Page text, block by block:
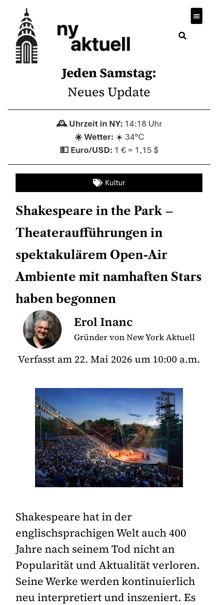
Jeden Samstag:
Neues Update
14:18 Uhr
☀️ 34°C
1 € = 1,15 $
Kultur
Shakespeare in the Park –
Theateraufführungen in
spektakulärem Open-Air
Ambiente mit namhaften Stars
haben begonnen
Erol Inanc
Gründer von New York Aktuell
Verfasst am 22. Mai 2026 um 10:00 a.m.
Shakespeare hat in der
englischsprachigen Welt auch 400
Jahre nach seinem Tod nicht an
Popularität und Aktualität verloren.
Seine Werke werden kontinuierlich
neu interpretiert und inszeniert. Es